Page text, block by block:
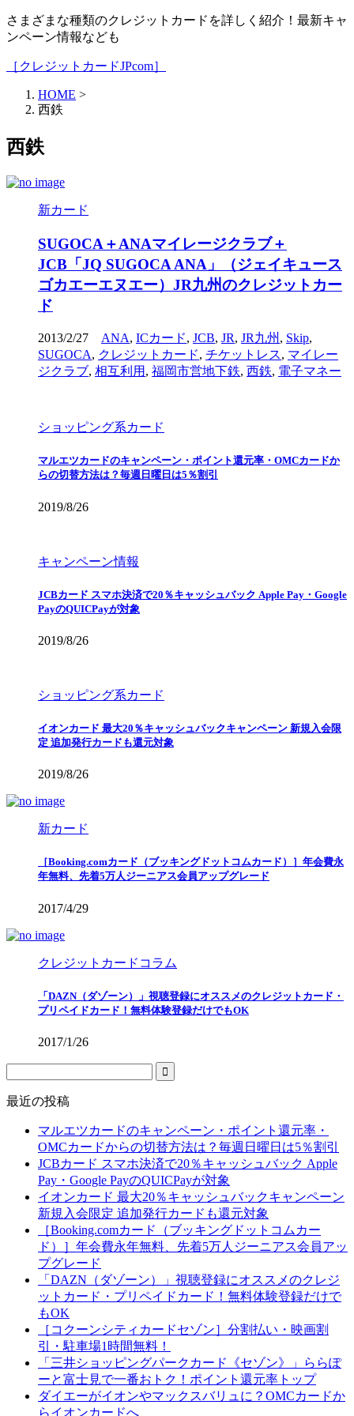
さまざまな種類のクレジットカードを詳しく紹介！最新キャ
ンペーン情報なども
［クレジットカードJPcom］
HOME >
西鉄
西鉄
新カード
SUGOCA＋ANAマイレージクラブ＋
JCB「JQ SUGOCA ANA」（ジェイキュース
ゴカエーエヌエー）JR九州のクレジットカー
ド
2013/2/27 ANA, ICカード, JCB, JR, JR九州 , Skip,
SUGOCA, クレジットカード, チケットレス, マイレー
ジクラブ, 相互利用 , 福岡市営地下鉄, 西鉄, 電子マネー
ショッピング系カード
マルエツカードのキャンペーン・ポイント還元率・OMCカードか
らの切替方法は？毎週日曜日は5％割引
2019/8/26
キャンペーン情報
JCBカード スマホ決済で20％キャッシュバック Apple Pay・Google
PayのQUICPayが対象
2019/8/26
ショッピング系カード
イオンカード 最大20％キャッシュバックキャンペーン 新規入会限
定 追加発行カードも還元対象
2019/8/26
新カード
［Booking.comカード（ブッキングドットコムカード）］年会費永
年無料、先着5万人ジーニアス会員アップグレード
2017/4/29
クレジットカードコラム
「DAZN（ダゾーン）」視聴登録にオススメのクレジットカード・
プリペイドカード！無料体験登録だけでもOK
2017/1/26
最近の投稿
マルエツカードのキャンペーン・ポイント還元率・
OMCカードからの切替方法は？毎週日曜日は5％割引
JCBカード スマホ決済で20％キャッシュバック Apple
Pay・Google PayのQUICPayが対象
イオンカード 最大20％キャッシュバックキャンペーン
新規入会限定 追加発行カードも還元対象
［Booking.comカード（ブッキングドットコムカー
ド）］年会費永年無料、先着5万人ジーニアス会員アッ
プグレード
「DAZN（ダゾーン）」視聴登録にオススメのクレジ
ットカード・プリペイドカード！無料体験登録だけで
もOK
［コクーンシティカードセゾン］分割払い・映画割
引・駐車場1時間無料！
「三井ショッピングパークカード《セゾン》」ららぽ
ーと富士見で一番おトク！ポイント還元率トップ
ダイエーがイオンやマックスバリュに？OMCカードか
らイオンカードへ